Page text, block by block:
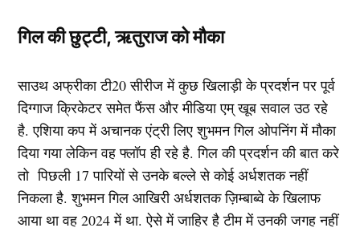
गिल की छुट्टी, ऋतुराज को मौका
साउथ अफ्रीका टी20 सीरीज में कुछ खिलाड़ी के प्रदर्शन पर पूर्व
दिग्गाज क्रिकेटर समेत फैंस और मीडिया एम् खूब सवाल उठ रहे
है. एशिया कप में अचानक एंट्री लिए शुभमन गिल ओपनिंग में मौका
दिया गया लेकिन वह फ्लॉप ही रहे है. गिल की प्रदर्शन की बात करे
तो पिछली 17 पारियों से उनके बल्ले से कोई अर्धशतक नहीं
निकला है. शुभमन गिल आखिरी अर्धशतक ज़िम्बाब्वे के खिलाफ
आया था वह 2024 में था. ऐसे में जाहिर है टीम में उनकी जगह नहीं